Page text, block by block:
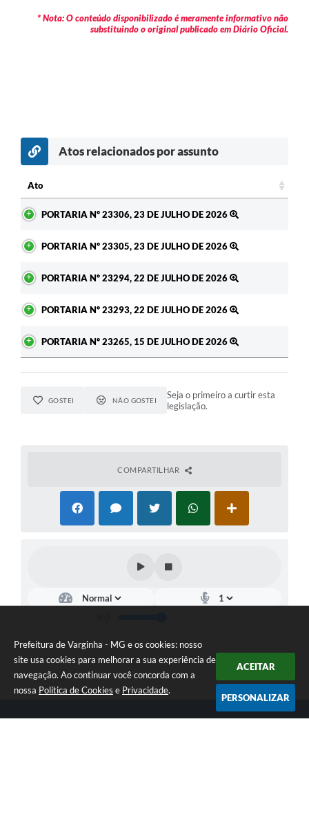
Prefeitura de Varginha - MG e os cookies: nosso
site usa cookies para melhorar a sua experiência de
navegação. Ao continuar você concorda com a
nossa Política de Cookies e Privacidade.
ACEITAR
PERSONALIZAR
* Nota: O conteúdo disponibilizado é meramente informativo não
substituindo o original publicado em Diário Oficial.
Atos relacionados por assunto
Ato
PORTARIA Nº 23306, 23 DE JULHO DE 2026
PORTARIA Nº 23305, 23 DE JULHO DE 2026
PORTARIA Nº 23294, 22 DE JULHO DE 2026
PORTARIA Nº 23293, 22 DE JULHO DE 2026
PORTARIA Nº 23265, 15 DE JULHO DE 2026
GOSTEI NÃO GOSTEI
Seja o primeiro a curtir esta
legislação.
COMPARTILHAR